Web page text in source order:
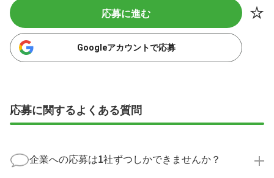
応募に進む
Googleアカウントで応募
応募に関するよくある質問
企業への応募は1社ずつしかできませんか？